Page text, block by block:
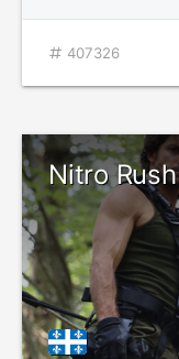
407326
Nitro Rush